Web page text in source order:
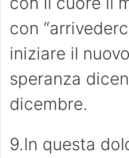
con
iniziare il
speranza
dicembre.
9.In questa